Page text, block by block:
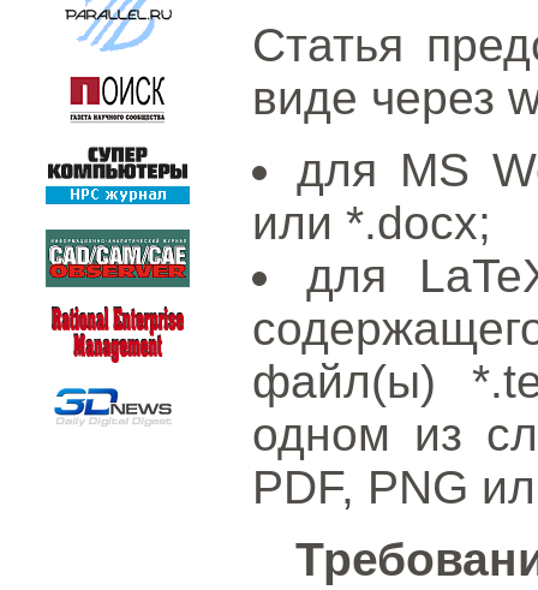
Статья
виде через
для MS
или *.docx;
для
файл(ы)
одном из
PDF, PNG